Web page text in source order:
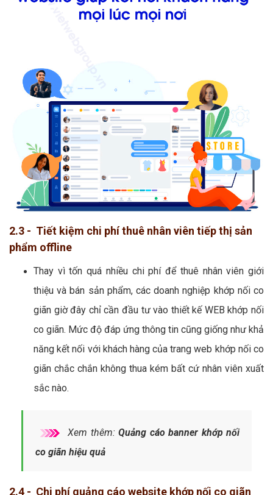
2.3 - Tiết kiệm chi phí thuê nhân viên tiếp thị sản
phẩm offline
Thay vì tốn quá nhiều chi phí để thuê nhân viên giới
thiệu và bán sản phẩm, các doanh nghiệp khớp nối co
giãn giờ đây chỉ cần đầu tư vào thiết kế WEB khớp nối
co giãn. Mức độ đáp ứng thông tin cũng giống như khả
năng kết nối với khách hàng của trang web khớp nối co
giãn chắc chắn không thua kém bất cứ nhân viên xuất
sắc nào.
Xem thêm:Quảng cáo banner khớp nối
co giãn hiệu quả
2.4 - Chi phí quảng cáo website khớp nối co giãn